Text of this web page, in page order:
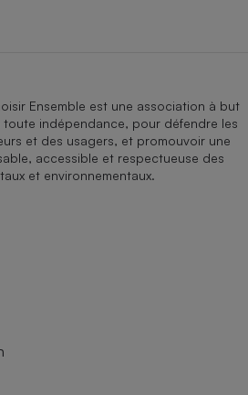
Ensemble est une association à but
indépendance, pour défendre les
et des usagers, et promouvoir une
accessible et respectueuse des
et environnementaux.